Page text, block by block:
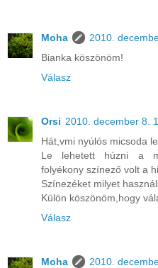
Moha
2010.
Bianka köszönöm!
Válasz
Orsi 2010. december 8.
Hát,vmi nyúlós micsoda
Le lehetett húzni a
folyékony színező volt a
Színezéket milyet
Külön köszönöm,hogy
Válasz
Moha
2010.